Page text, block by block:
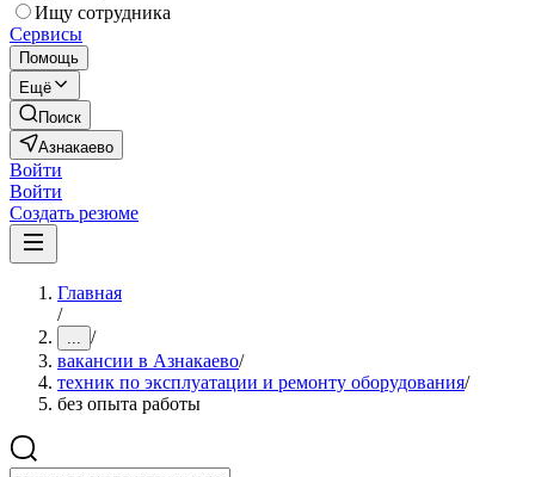
Ищу сотрудника
Сервисы
Помощь
Ещё
Поиск
Азнакаево
Войти
Войти
Создать резюме
Главная
/
... /
вакансии в Азнакаево/
техник по эксплуатации и ремонту оборудования/
без опыта работы